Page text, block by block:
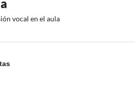
vocal en el aula